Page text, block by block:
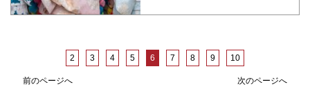
前のページへ
2 3 4 5 6 7 8 9 10
次のページへ